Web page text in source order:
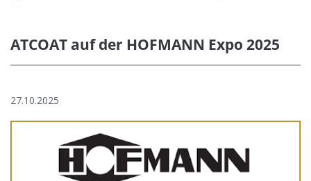
ATCOAT auf der HOFMANN Expo 2025
27.10.2025
Karriere